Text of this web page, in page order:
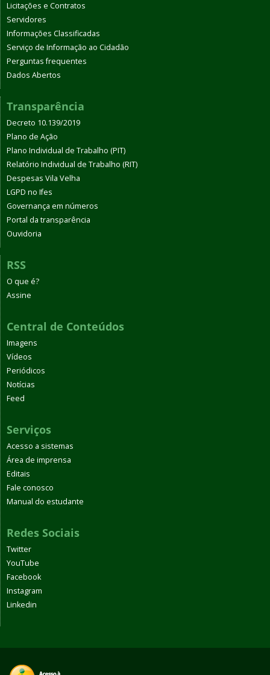
Licitações e Contratos
Servidores
Informações Classificadas
Serviço de Informação ao Cidadão
Perguntas frequentes
Dados Abertos
Transparência
Decreto 10.139/2019
Plano de Ação
Plano Individual de Trabalho (PIT)
Relatório Individual de Trabalho (RIT)
Despesas Vila Velha
LGPD no Ifes
Governança em números
Portal da transparência
Ouvidoria
RSS
O que é?
Assine
Central de Conteúdos
Imagens
Vídeos
Periódicos
Notícias
Feed
Serviços
Acesso a sistemas
Área de imprensa
Editais
Fale conosco
Manual do estudante
Redes Sociais
Twitter
YouTube
Facebook
Instagram
Linkedin